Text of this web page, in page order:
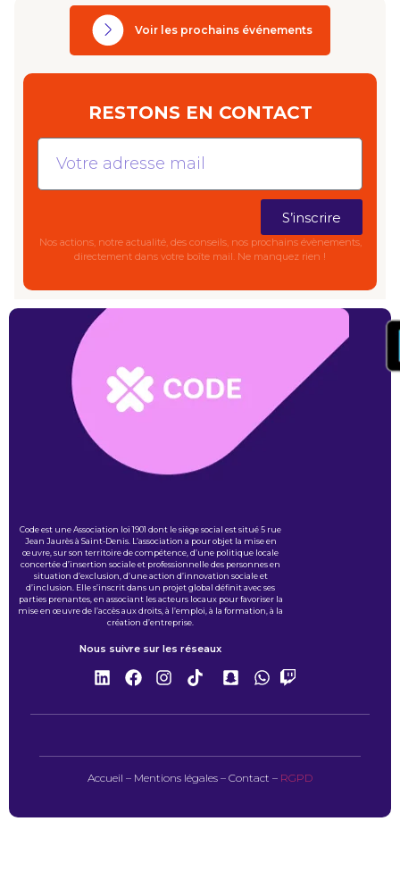
Voir les prochains événements
RESTONS EN CONTACT
S’inscrire
Nos actions, notre actualité, des conseils, nos prochains évènements,
directement dans votre boîte mail. Ne manquez rien !
Code est une Association loi 1901 dont le siège social est situé 5 rue
Jean Jaurès à Saint-Denis. L’association a pour objet la mise en
œuvre, sur son territoire de compétence, d’une politique locale
concertée d’insertion sociale et professionnelle des personnes en
situation d’exclusion, d’une action d’innovation sociale et
d’inclusion. Elle s’inscrit dans un projet global définit avec ses
parties prenantes, en associant les acteurs locaux pour favoriser la
mise en œuvre de l’accès aux droits, à l’emploi, à la formation, à la
création d’entreprise.
Nous suivre sur les réseaux
Accueil – Mentions légales – Contact – RGPD